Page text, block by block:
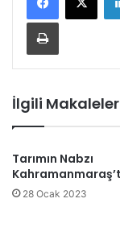
Yazdır
İlgili Makaleler
Tarımın Nabzı
28 Ocak 2023